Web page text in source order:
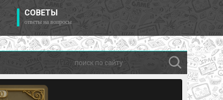
СОВЕТЫ
ответы на вопросы